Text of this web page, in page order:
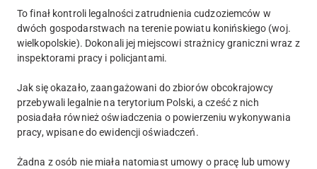
To finał kontroli legalności zatrudnienia cudzoziemców w
dwóch gospodarstwach na terenie powiatu konińskiego (woj.
wielkopolskie). Dokonali jej miejscowi strażnicy graniczni wraz z
inspektorami pracy i policjantami.
Jak się okazało, zaangażowani do zbiorów obcokrajowcy
przebywali legalnie na terytorium Polski, a cześć z nich
posiadała również oświadczenia o powierzeniu wykonywania
pracy, wpisane do ewidencji oświadczeń.
Żadna z osób nie miała natomiast umowy o pracę lub umowy